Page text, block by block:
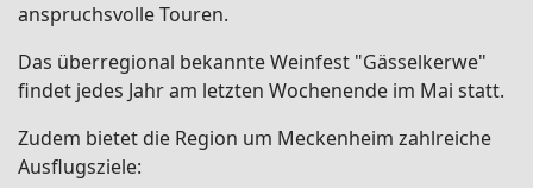
anspruchsvolle Touren.
Das überregional bekannte Weinfest "Gässelkerwe"
findet jedes Jahr am letzten Wochenende im Mai statt.
Zudem bietet die Region um Meckenheim zahlreiche
Ausflugsziele: